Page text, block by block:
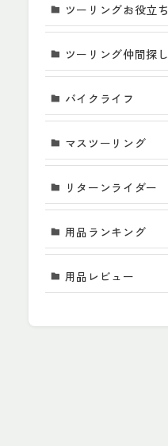
ツーリングお役立ち
ツーリング仲間探し
バイクライフ
マスツーリング
リターンライダー
用品ランキング
用品レビュー